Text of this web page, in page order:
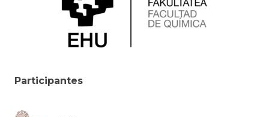
Participantes